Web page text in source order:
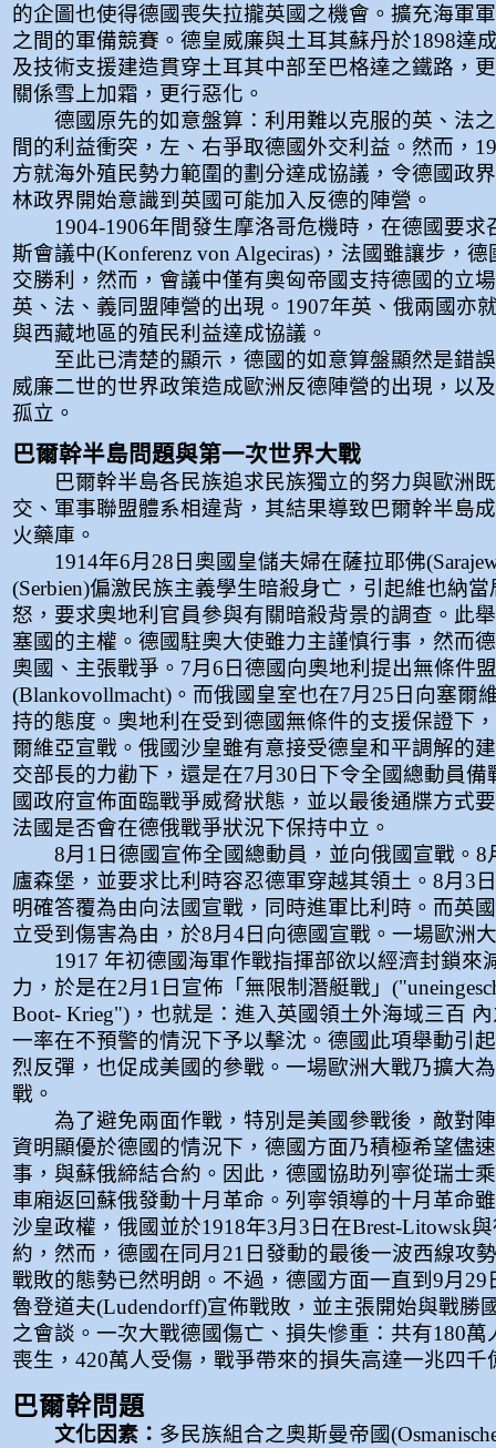
的企圖也使得德國喪失拉攏英國之機會。擴充海軍
之間的軍備競賽。德皇威廉與土耳其蘇丹於1898達
及技術支援建造貫穿土耳其中部至巴格達之鐵路，
關係雪上加霜，更行惡化。
德國原先的如意盤算：利用難以克服的英、法
間的利益衝突，左、右爭取德國外交利益。然而，
方就海外殖民勢力範圍的劃分達成協議，令德國政
林政界開始意識到英國可能加入反德的陣營。
1904-1906年間發生摩洛哥危機時，在德國要求
斯會議中(Konferenz von Algeciras)，法國雖讓步，
交勝利，然而，會議中僅有奧匈帝國支持德國的立
英、法、義同盟陣營的出現。1907年英、俄兩國亦
與西藏地區的殖民利益達成協議。
至此已清楚的顯示，德國的如意算盤顯然是錯
威廉二世的世界政策造成歐洲反德陣營的出現，以
孤立。
巴爾幹半島問題與第一次世界大戰
巴爾幹半島各民族追求民族獨立的努力與歐洲
交、軍事聯盟體系相違背，其結果導致巴爾幹半島
火藥庫。
1914年6月28日奧國皇儲夫婦在薩拉耶佛
(Serbien)偏激民族主義學生暗殺身亡，引起維也納
怒，要求奧地利官員參與有關暗殺背景的調查。此
塞國的主權。德國駐奧大使雖力主謹慎行事，然而
奧國、主張戰爭。7月6日德國向奧地利提出無條件
(Blankovollmacht)。而俄國皇室也在7月25日向塞爾
持的態度。奧地利在受到德國無條件的支援保證下
爾維亞宣戰。俄國沙皇雖有意接受德皇和平調解的
交部長的力勸下，還是在7月30日下令全國總動員備
國政府宣佈面臨戰爭威脅狀態，並以最後通牒方式
法國是否會在德俄戰爭狀況下保持中立。
8月1日德國宣佈全國總動員，並向俄國宣戰。8
廬森堡，並要求比利時容忍德軍穿越其領土。8月3
明確答覆為由向法國宣戰，同時進軍比利時。而英
立受到傷害為由，於8月4日向德國宣戰。一場歐洲
1917 年初德國海軍作戰指揮部欲以經濟封鎖來
力，於是在2月1日宣佈「無限制潛艇戰」
Boot- Krieg")，也就是：進入英國領土外海域三百
一率在不預警的情況下予以擊沈。德國此項舉動引
烈反彈，也促成美國的參戰。一場歐洲大戰乃擴大
戰。
為了避免兩面作戰，特別是美國參戰後，敵對
資明顯優於德國的情況下，德國方面乃積極希望儘
事，與蘇俄締結合約。因此，德國協助列寧從瑞士
車廂返回蘇俄發動十月革命。列寧領導的十月革命
沙皇政權，俄國並於1918年3月3日在Brest-Litowsk
約，然而，德國在同月21日發動的最後一波西線攻
戰敗的態勢已然明朗。不過，德國方面一直到9月29
魯登道夫(Ludendorff)宣佈戰敗，並主張開始與戰勝
之會談。一次大戰德國傷亡、損失慘重：共有180萬
喪生，420萬人受傷，戰爭帶來的損失高達一兆四千
巴爾幹問題
文化因素： 多民族組合之奧斯曼帝國